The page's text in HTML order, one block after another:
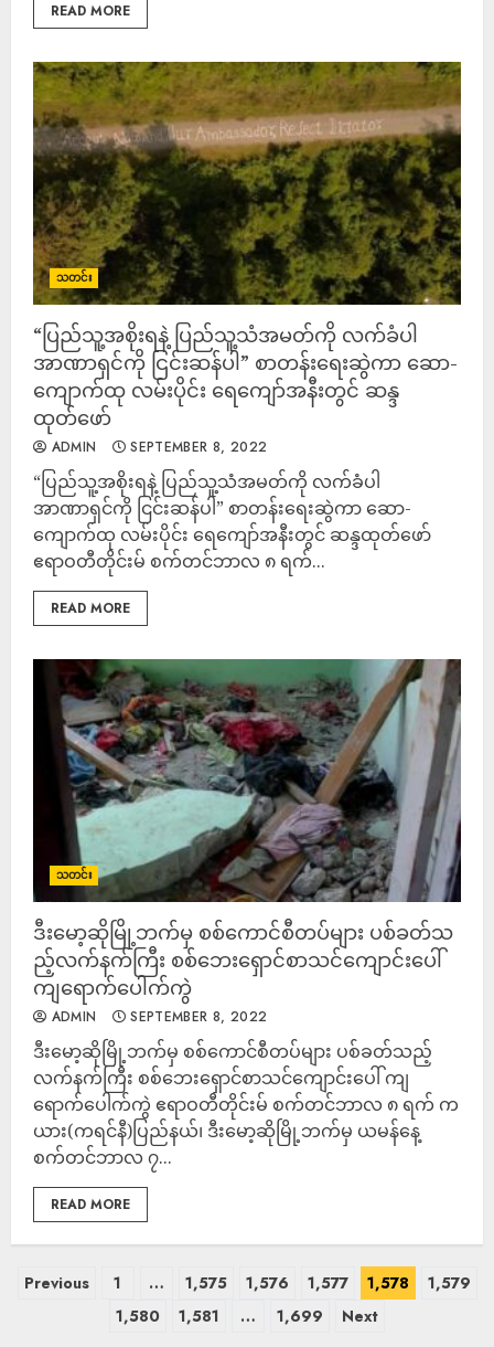
READ MORE
သတင်း
“ပြည်သူ့အစိုးရနဲ့ ပြည်သူ့သံအမတ်ကို လက်ခံပါ
အာဏာရှင်ကို ငြင်းဆန်ပါ” စာတန်းရေးဆွဲကာ ဆော-
ကျောက်ထု လမ်းပိုင်း ရေကျော်အနီးတွင် ဆန္ဒ
ထုတ်ဖော်
ADMIN SEPTEMBER 8, 2022
“ပြည်သူ့အစိုးရနဲ့ ပြည်သူ့သံအမတ်ကို လက်ခံပါ
အာဏာရှင်ကို ငြင်းဆန်ပါ” စာတန်းရေးဆွဲကာ ဆော-
ကျောက်ထု လမ်းပိုင်း ရေကျော်အနီးတွင် ဆန္ဒထုတ်ဖော်
ဧရာဝတီတိုင်းမ် စက်တင်ဘာလ ၈ ရက်...
READ MORE
သတင်း
ဒီးမော့ဆိုမြို့ဘ​က်မှ စစ်ကောင်စီတပ်များ ပစ်ခတ်သ
ည့်လက်နက်ကြီး စစ်ဘေးရှောင်စာသင်ကျောင်းပေါ်
ကျရောက်ပေါက်ကွဲ
ADMIN SEPTEMBER 8, 2022
ဒီးမော့ဆိုမြို့ဘ​က်မှ စစ်ကောင်စီတပ်များ ပစ်ခတ်သည့်
လက်နက်ကြီး စစ်ဘေးရှောင်စာသင်ကျောင်းပေါ် ကျ
ရောက်ပေါက်ကွဲ ဧရာဝတီတိုင်းမ် စက်တင်ဘာလ ၈ ရက် က
ယား(ကရင်နီ)ပြည်နယ်၊ ဒီးမော့ဆိုမြို့ဘ​က်မှ ယမန်နေ့
စက်တင်ဘာလ ၇...
READ MORE
Previous 1 … 1,575 1,576 1,577 1,578
1,579
1,580
1,581 … 1,699 Next